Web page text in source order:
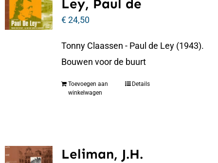
Ley, Paul de
€24,50
Tonny Claassen - Paul de Ley (1943).
Bouwen voor de buurt
Toevoegen aan
winkelwagen
Details
Leliman, J.H.